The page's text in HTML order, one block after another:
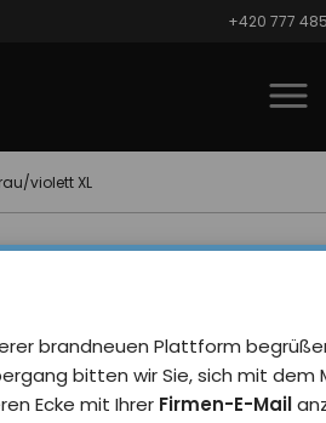
brandneuen Plattform
bitten wir Sie, sich mit dem
Ecke mit Ihrer Firmen-E-Mail
+420 777
violett XL
frau/violett
Rezensiert von